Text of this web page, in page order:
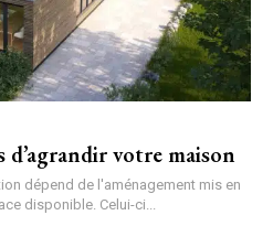
votre maison
dépend de l'aménagement mis en
disponible. Celui-ci...